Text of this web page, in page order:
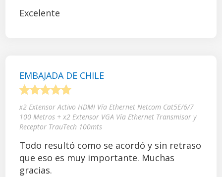
Excelente
EMBAJADA DE CHILE
x2 Extensor Activo HDMI Vía Ethernet Netcom Cat5E/6/7
100 Metros + x2 Extensor VGA Vía Ethernet Transmisor y
Receptor TrauTech 100mts
Todo resultó como se acordó y sin retraso
que eso es muy importante. Muchas
gracias.